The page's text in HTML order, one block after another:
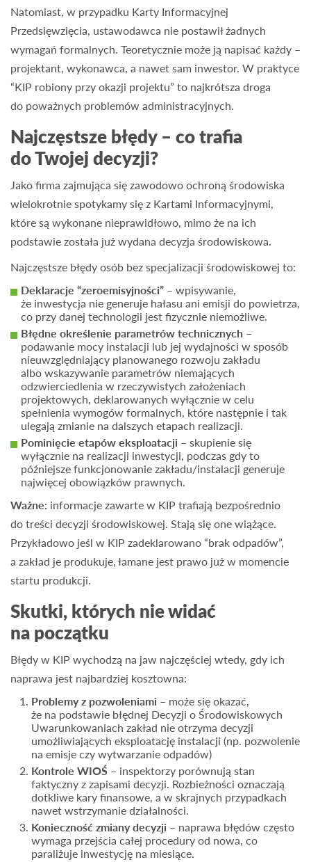
Natomiast, w przypadku Karty Informacyjnej
Przedsięwzięcia, ustawodawca nie postawił żadnych
wymagań formalnych. Teoretycznie może ją napisać każdy –
projektant, wykonawca, a nawet sam inwestor. W praktyce
“KIP robiony przy okazji projektu” to najkrótsza droga
do poważnych problemów administracyjnych.
Najczęstsze błędy – co trafia
do Twojej decyzji?
Jako firma zajmująca się zawodowo ochroną środowiska
wielokrotnie spotykamy się z Kartami Informacyjnymi,
które są wykonane nieprawidłowo, mimo że na ich
podstawie została już wydana decyzja środowiskowa.
Najczęstsze błędy osób bez specjalizacji środowiskowej to:
Deklaracje “zeroemisyjności” – wpisywanie,
że inwestycja nie generuje hałasu ani emisji do powietrza,
co przy danej technologii jest fizycznie niemożliwe.
Błędne określenie parametrów technicznych –
podawanie mocy instalacji lub jej wydajności w sposób
nieuwzględniający planowanego rozwoju zakładu
albo wskazywanie parametrów niemających
odzwierciedlenia w rzeczywistych założeniach
projektowych, deklarowanych wyłącznie w celu
spełnienia wymogów formalnych, które następnie i tak
ulegają zmianie na dalszych etapach realizacji.
Pominięcie etapów eksploatacji – skupienie się
wyłącznie na realizacji inwestycji, podczas gdy to
późniejsze funkcjonowanie zakładu/instalacji generuje
najwięcej obowiązków prawnych.
Ważne: informacje zawarte w KIP trafiają bezpośrednio
do treści decyzji środowiskowej. Stają się one wiążące.
Przykładowo jeśl w KIP zadeklarowano “brak odpadów”,
a zakład je produkuje, łamane jest prawo już w momencie
startu produkcji.
Skutki, których nie widać
na początku
Błędy w KIP wychodzą na jaw najczęściej wtedy, gdy ich
naprawa jest najbardziej kosztowna:
Problemy z pozwoleniami – może się okazać,
że na podstawie błędnej Decyzji o Środowiskowych
Uwarunkowaniach zakład nie otrzyma decyzji
umożliwiających eksploatację instalacji (np. pozwolenie
na emisje czy wytwarzanie odpadów)
Kontrole WIOŚ – inspektorzy porównują stan
faktyczny z zapisami decyzji. Rozbieżności oznaczają
dotkliwe kary finansowe, a w skrajnych przypadkach
nawet wstrzymanie działalności.
Konieczność zmiany decyzji – naprawa błędów często
wymaga przejścia całej procedury od nowa, co
paraliżuje inwestycję na miesiące.